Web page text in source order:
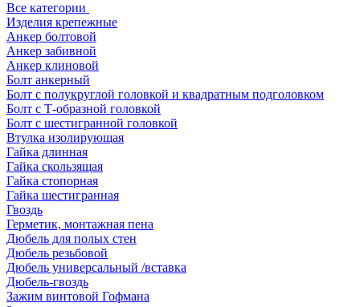
Все категории
Изделия крепежные
Анкер болтовой
Анкер забивной
Анкер клиновой
Болт анкерный
Болт с полукруглой головкой и квадратным подголовком
Болт с Т-образной головкой
Болт с шестигранной головкой
Втулка изолирующая
Гайка длинная
Гайка скользящая
Гайка стопорная
Гайка шестигранная
Гвоздь
Герметик, монтажная пена
Дюбель для полых стен
Дюбель резьбовой
Дюбель универсальный /вставка
Дюбель-гвоздь
Зажим винтовой Гофмана